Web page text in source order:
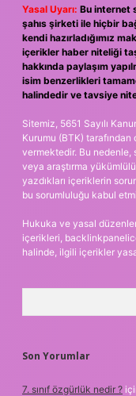
Yasal Uyarı: Bu internet
şahıs şirketi ile hiçbir
kendi hazırladığımız
içerikler haber niteliği
hakkında paylaşım
isim benzerlikleri
halindedir ve tavsiye
Sitemiz, 5651 Sayılı
Kurumu (BTK) tarafından
vermektedir. Bu
veya araştırma
yazdıkları içeriklerin
bu sorumluluğu kabul
Hukuka ve yasal
içerikleri,
halinde, ilgili içerikler
Son Yorumlar
7. sınıf özgürlük nedir ?